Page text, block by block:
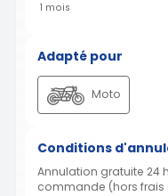
1 mois
Adapté pour
Moto
Conditions
Annulation gratuite 24
commande (hors frais